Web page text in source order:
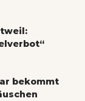
bekommt